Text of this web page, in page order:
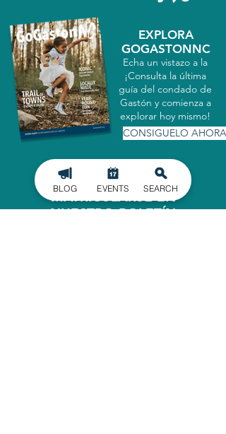
EXPLORA
GOGASTONNC
Echa un vistazo a la
¡Consulta la última
guía del condado de
Gastón y comienza a
explorar hoy mismo!
CONSIGUELO AHORA
MATRICULARSE EN
NUESTRO BOLETÍN
BLOG EVENTS SEARCH